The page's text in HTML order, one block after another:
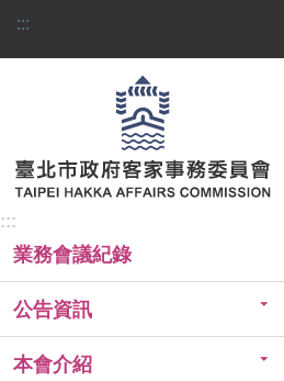
跳到主要內容區塊
:::
:::
業務會議紀錄
公告資訊
本會介紹